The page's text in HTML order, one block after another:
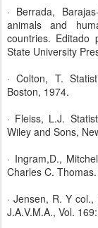
· Berrada,
animals and
countries. Editado
State University
· Colton, T.
Boston, 1974.
· Fleiss, L.J.
Wiley and Sons,
· Ingram,D.,
Charles C.
· Jensen, R. Y
J.A.V.M.A., Vol.